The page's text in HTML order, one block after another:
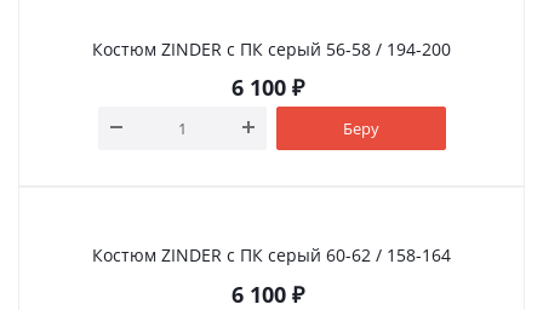
Костюм ZINDER с ПК серый 56-58 / 194-200
6 100₽
Беру
Костюм ZINDER с ПК серый 60-62 / 158-164
6 100₽